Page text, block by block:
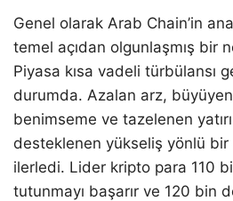
Genel olarak Arab Chain’in
temel açıdan olgunlaşmış bir
Piyasa kısa vadeli türbülansı
durumda. Azalan arz,
benimseme ve tazelenen
desteklenen yükseliş yönlü bir
ilerledi. Lider kripto para 110
tutunmayı başarır ve 120 bin